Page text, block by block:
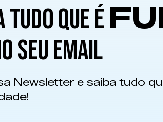
TUDO QUE É
SEU EMAIL
Newsletter e saiba tudo